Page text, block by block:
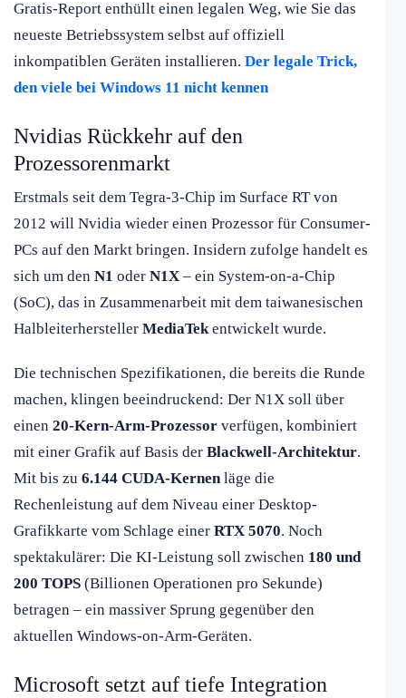
Gratis-Report enthüllt einen legalen Weg, wie Sie das
neueste Betriebssystem selbst auf offiziell
inkompatiblen Geräten installieren. Der legale Trick,
den viele bei Windows 11 nicht kennen
Nvidias Rückkehr auf den
Prozessorenmarkt
Erstmals seit dem Tegra-3-Chip im Surface RT von
2012 will Nvidia wieder einen Prozessor für Consumer-
PCs auf den Markt bringen. Insidern zufolge handelt es
sich um den N1 oder N1X – ein System-on-a-Chip
(SoC), das in Zusammenarbeit mit dem taiwanesischen
Halbleiterhersteller MediaTekentwickelt wurde.
Die technischen Spezifikationen, die bereits die Runde
machen, klingen beeindruckend: Der N1X soll über
einen 20-Kern-Arm-Prozessor verfügen, kombiniert
mit einer Grafik auf Basis der Blackwell-Architektur.
Mit bis zu 6.144 CUDA-Kernenläge die
Rechenleistung auf dem Niveau einer Desktop-
Grafikkarte vom Schlage einer RTX 5070. Noch
spektakulärer: Die KI-Leistung soll zwischen 180 und
200 TOPS (Billionen Operationen pro Sekunde)
betragen – ein massiver Sprung gegenüber den
aktuellen Windows-on-Arm-Geräten.
Microsoft setzt auf tiefe Integration